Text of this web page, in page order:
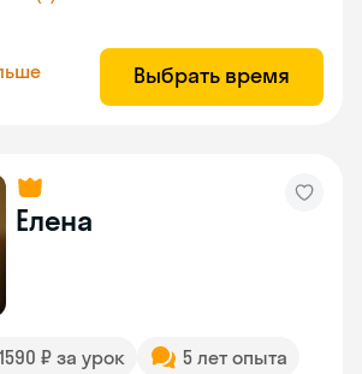
Выбрать время
Елена
₽ за урок
5 лет опыта